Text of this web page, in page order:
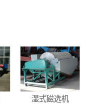
湿式磁选机